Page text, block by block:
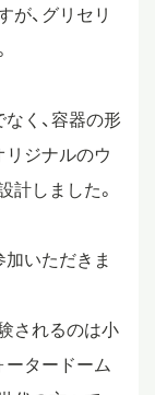
、グリセリ
く、容器の形
リジナルのウ
計しました。
いただきま
されるのは小
ータードーム